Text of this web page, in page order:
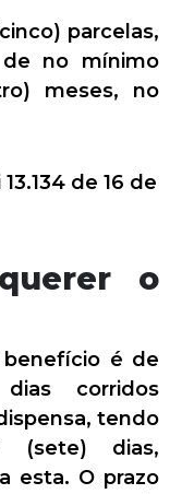
parcelas,
no mínimo
meses, no
de 16 de
o
benefício é de
corridos
tendo
(sete) dias,
esta. O prazo